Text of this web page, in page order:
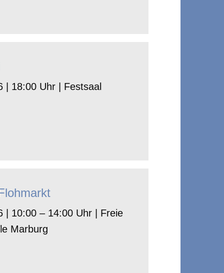
| 18:00 Uhr | Festsaal
| 10:00 – 14:00 Uhr | Freie
Marburg